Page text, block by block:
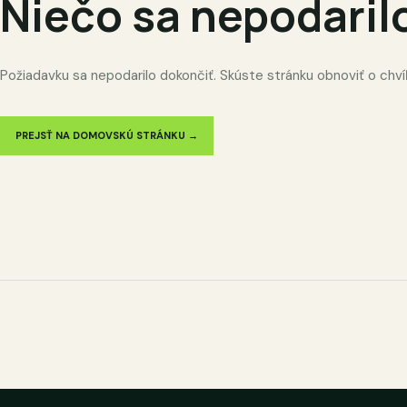
Niečo sa
Požiadavku sa nepodarilo dokončiť. Skúste stránku obnoviť o
PREJSŤ NA DOMOVSKÚ STRÁNKU →